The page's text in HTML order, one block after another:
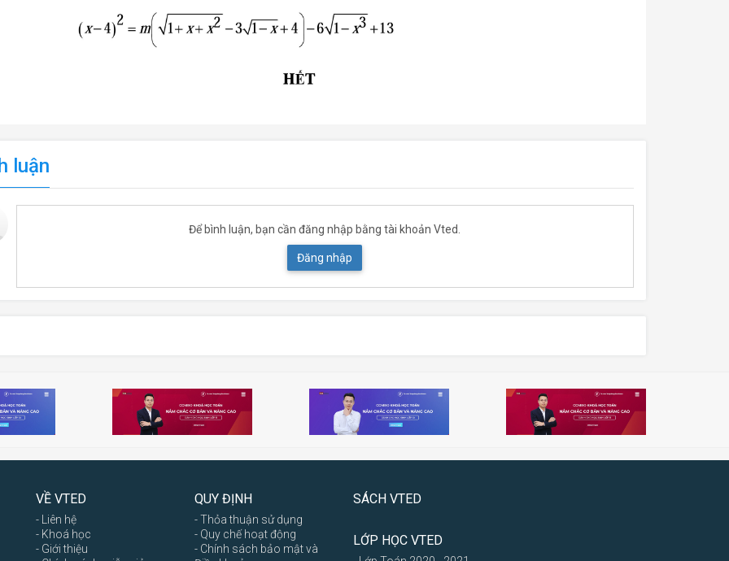
luận
Để bình luận, bạn cần đăng nhập bằng tài khoản Vted.
Đăng nhập
VỀ VTED
- Liên hệ
- Khoá học
- Giới thiệu
QUY ĐỊNH
- Thỏa thuận sử dụng
- Quy chế hoạt động
- Chính sách bảo mật và
SÁCH VTED
LỚP HỌC VTED